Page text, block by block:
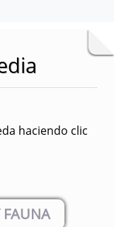
haciendo clic
FAUNA